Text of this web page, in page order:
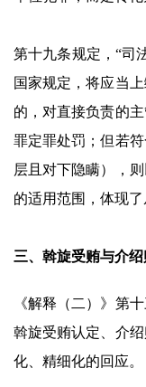
第十九条规定，“司
国家规定，将应当
的，对直接负责的
罪定罪处罚；但若
层且对下隐瞒），
的适用范围，体现了
三、斡旋受贿与介
《解释（二）》第
斡旋受贿认定、介
化、精细化的回应。